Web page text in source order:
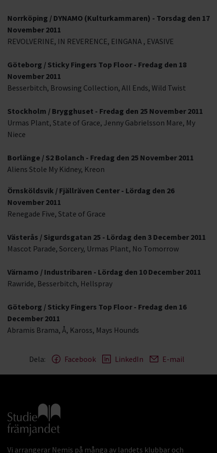
Norrköping / DYNAMO (Kulturkammaren) - Torsdag den 17
November 2011
REVOLVERINE, IN REVERENCE, EINGANA , EVASIVE
Göteborg / Sticky Fingers Top Floor - Fredag den 18
November 2011
Besserbitch, Browsing Collection, All Ends, Wild Twist
Stockholm / Brygghuset - Fredag den 25 November 2011
Urmas Plant, State of Grace, Jenny Gabrielsson Mare, My
Niece
Borlänge / S2 Bolanch - Fredag den 25 November 2011
Aliens Stole My Kidney, Kreon
Örnsköldsvik / Fjällräven Center - Lördag den 26
November 2011
Renegade Five, State of Grace
Västerås / Sigurdsgatan 25 - Lördag den 3 December 2011
Mascot Parade, Sorcery, Urmas Plant, No Tomorrow
Värnamo / Industribaren - Lördag den 10 December 2011
Rawride, Besserbitch, Hellspray
Göteborg / Sticky Fingers Top Floor - Fredag den 16
December 2011
Abramis Brama, Å, Kaross, Mays Hounds
Dela: Facebook LinkedIn E-mail
Gå till studiefrämjandets startsida
Vi arrangerar Nemis på många av landets klubbar och